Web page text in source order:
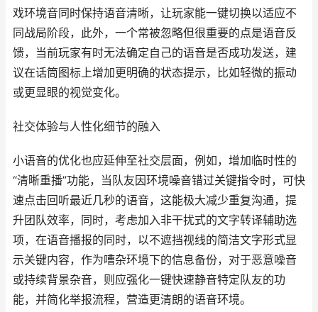
戏环境音同时保持语音清晰，让玩家能一键切换以适应不
同战局阶段，此外，一个常被忽略但很重要的点是语音反
馈，当前玩家有时无法确定自己的语音是否成功发送，建
议在话筒图标上增加更明确的状态提示，比如轻微的振动
或更显眼的视觉变化。
社交体验与人性化细节的融入
小语音的优化也应延伸至社交层面，例如，增加临时性的
“清晰重播”功能，当队友因环境噪音错过关键指令时，可快
速点击回听最近几秒的语音，这能极大减少重复沟通，提
升团队效率，同时，考虑加入非干扰式的文字转译辅助选
项，在语音播报的同时，以不遮挡视线的简洁文字形式显
示关键内容，作为嘈杂环境下的信息备份，对于恶意噪音
或持续背景杂音，则应强化一键快速静音特定队友的功
能，并简化举报流程，营造更清朗的语音环境。